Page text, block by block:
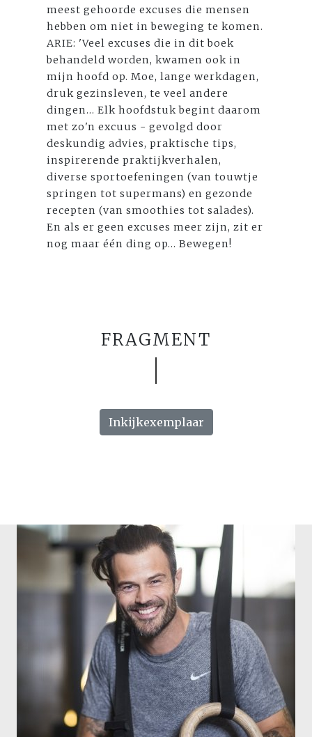
meest gehoorde excuses die mensen
hebben om niet in beweging te komen.
ARIE: 'Veel excuses die in dit boek
behandeld worden, kwamen ook in
mijn hoofd op. Moe, lange werkdagen,
druk gezinsleven, te veel andere
dingen... Elk hoofdstuk begint daarom
met zo'n excuus - gevolgd door
deskundig advies, praktische tips,
inspirerende praktijkverhalen,
diverse sportoefeningen (van touwtje
springen tot supermans) en gezonde
recepten (van smoothies tot salades).
En als er geen excuses meer zijn, zit er
nog maar één ding op... Bewegen!
FRAGMENT
Inkijkexemplaar